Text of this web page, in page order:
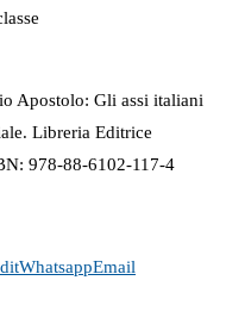
Apostolo: Gli assi italiani
Libreria Editrice
978-88-6102-117-4
WhatsappEmail